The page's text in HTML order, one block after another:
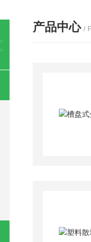
产品中心 /